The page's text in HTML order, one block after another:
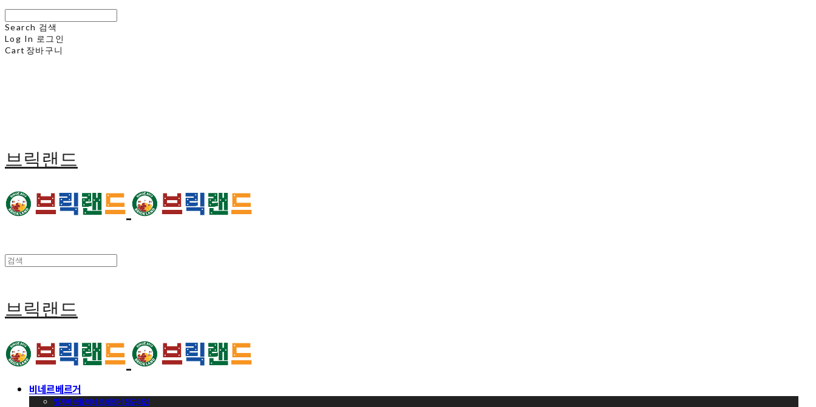
Search 검색
Log In 로그인
Cart 장바구니
브릭랜드
브릭랜드
비네르베르거
벨기에벽돌 비네르베르거 정규라인